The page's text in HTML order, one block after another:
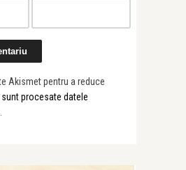
Akismet pentru a reduce
procesate datele